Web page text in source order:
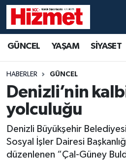
GÜNCEL YAŞAM SİYASET
HABERLER GÜNCEL
Denizli’nin
yolculuğu
Denizli Büyükşehir
Sosyal İşler Dairesi
düzenlenen “Çal-Güney
YAŞAM
SİYASET
SAĞLIK
EKONOMİ
Denizli Hava Durumu
Denizli Trafik Yoğunluk
Süper Lig Puan Durumu
Tüm Manşetler